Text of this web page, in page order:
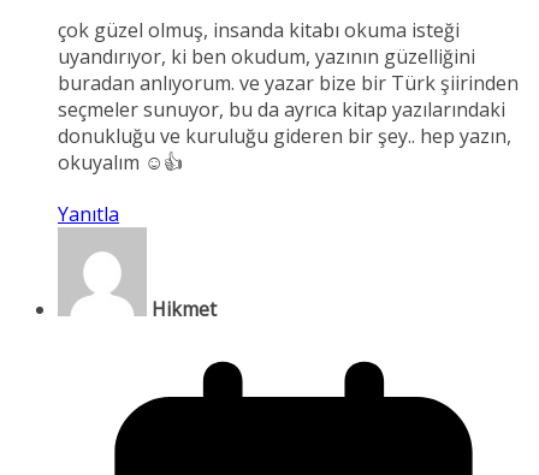
çok güzel olmuş, insanda kitabı okuma isteği
uyandırıyor, ki ben okudum, yazının güzelliğini
buradan anlıyorum. ve yazar bize bir Türk şiirinden
seçmeler sunuyor, bu da ayrıca kitap yazılarındaki
donukluğu ve kuruluğu gideren bir şey.. hep yazın,
okuyalım ☺️👍
Yanıtla
Hikmet